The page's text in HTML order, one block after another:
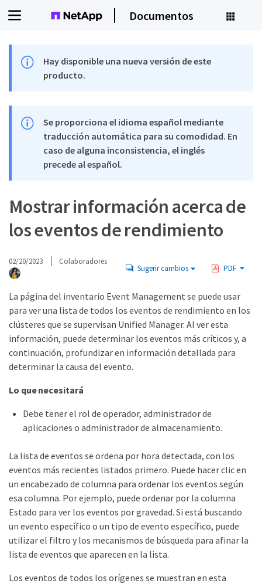
Documentos
Hay disponible una nueva versión de este
producto.
Se proporciona el idioma español mediante
traducción automática para su comodidad. En
caso de alguna inconsistencia, el inglés
precede al español.
Mostrar información acerca de
los eventos de rendimiento
02/20/2023 Colaboradores
Sugerir cambios PDF
La página del inventario Event Management se puede usar
para ver una lista de todos los eventos de rendimiento en los
clústeres que se supervisan Unified Manager. Al ver esta
información, puede determinar los eventos más críticos y, a
continuación, profundizar en información detallada para
determinar la causa del evento.
Lo que necesitará
Debe tener el rol de operador, administrador de
aplicaciones o administrador de almacenamiento.
La lista de eventos se ordena por hora detectada, con los
eventos más recientes listados primero. Puede hacer clic en
un encabezado de columna para ordenar los eventos según
esa columna. Por ejemplo, puede ordenar por la columna
Estado para ver los eventos por gravedad. Si está buscando
un evento específico o un tipo de evento específico, puede
utilizar el filtro y los mecanismos de búsqueda para afinar la
lista de eventos que aparecen en la lista.
Los eventos de todos los orígenes se muestran en esta